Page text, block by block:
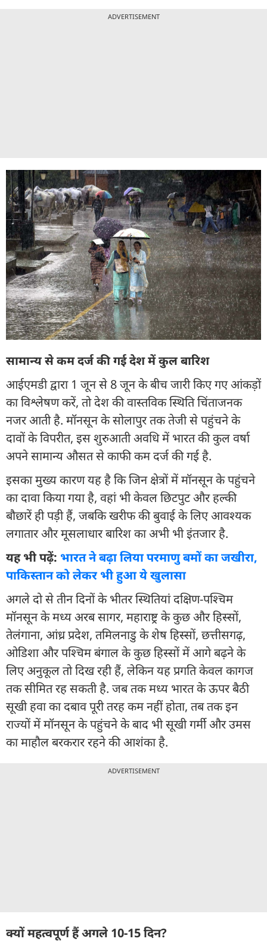
ADVERTISEMENT
सामान्य से कम दर्ज की गई देश में कुल बारिश
आईएमडी द्वारा 1 जून से 8 जून के बीच जारी किए गए आंकड़ों
का विश्लेषण करें, तो देश की वास्तविक स्थिति चिंताजनक
नजर आती है. मॉनसून के सोलापुर तक तेजी से पहुंचने के
दावों के विपरीत, इस शुरुआती अवधि में भारत की कुल वर्षा
अपने सामान्य औसत से काफी कम दर्ज की गई है.
इसका मुख्य कारण यह है कि जिन क्षेत्रों में मॉनसून के पहुंचने
का दावा किया गया है, वहां भी केवल छिटपुट और हल्की
बौछारें ही पड़ी हैं, जबकि खरीफ की बुवाई के लिए आवश्यक
लगातार और मूसलाधार बारिश का अभी भी इंतजार है.
यह भी पढ़ें: भारत ने बढ़ा लिया परमाणु बमों का जखीरा,
पाकिस्तान को लेकर भी हुआ ये खुलासा
अगले दो से तीन दिनों के भीतर स्थितियां दक्षिण-पश्चिम
मॉनसून के मध्य अरब सागर, महाराष्ट्र के कुछ और हिस्सों,
तेलंगाना, आंध्र प्रदेश, तमिलनाडु के शेष हिस्सों, छत्तीसगढ़,
ओडिशा और पश्चिम बंगाल के कुछ हिस्सों में आगे बढ़ने के
लिए अनुकूल तो दिख रही हैं, लेकिन यह प्रगति केवल कागज
तक सीमित रह सकती है. जब तक मध्य भारत के ऊपर बैठी
सूखी हवा का दबाव पूरी तरह कम नहीं होता, तब तक इन
राज्यों में मॉनसून के पहुंचने के बाद भी सूखी गर्मी और उमस
का माहौल बरकरार रहने की आशंका है.
ADVERTISEMENT
क्यों महत्वपूर्ण हैं अगले 10-15 दिन?